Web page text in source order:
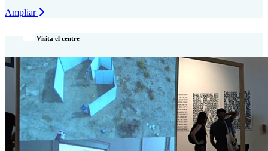
Ampliar
Visita el centre